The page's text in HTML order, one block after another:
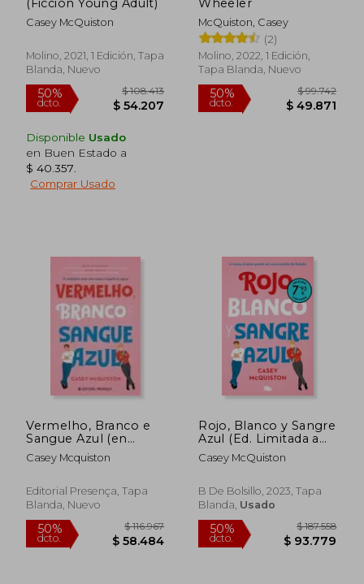
50%
dcto. $ 60.765
50%
dcto.
$ 84.968
$ 42.484
50%
dcto.
$
$
Casey McQuiston
Molino, 2021, 1 Edición, Tapa
Blanda, Nuevo
Disponible Usado
en Buen Estado a
$ 40.357
Comprar Usado
McQuiston, Casey
(2)
Molino, 2022, 1 Edición,
Tapa Blanda, Nuevo
Vermelho, Branco e
Sangue Azul (en
Portugués)
Casey Mcquiston
Editorial Presença, Tapa
Blanda, Nuevo
Rojo, Blanco y Sangre
Azul (Ed. Limitada a
Precio Especial)
Casey McQuiston
B De Bolsillo, 2023, Tapa
Blanda, Usado